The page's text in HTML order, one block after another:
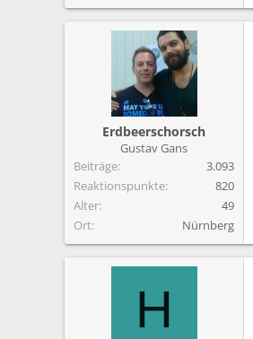
Erdbeerschorsch
Gustav Gans
Beiträge
3.093
Reaktionspunkte
820
Alter
49
Ort
Nürnberg
H